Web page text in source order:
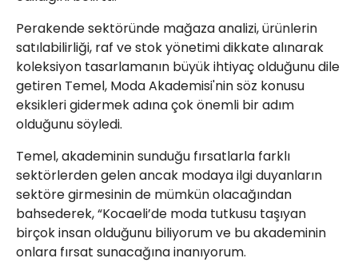
Perakende sektöründe mağaza analizi, ürünlerin
satılabilirliği, raf ve stok yönetimi dikkate alınarak
koleksiyon tasarlamanın büyük ihtiyaç olduğunu dile
getiren Temel, Moda Akademisi'nin söz konusu
eksikleri gidermek adına çok önemli bir adım
olduğunu söyledi.
Temel, akademinin sunduğu fırsatlarla farklı
sektörlerden gelen ancak modaya ilgi duyanların
sektöre girmesinin de mümkün olacağından
bahsederek, “Kocaeli’de moda tutkusu taşıyan
birçok insan olduğunu biliyorum ve bu akademinin
onlara fırsat sunacağına inanıyorum.